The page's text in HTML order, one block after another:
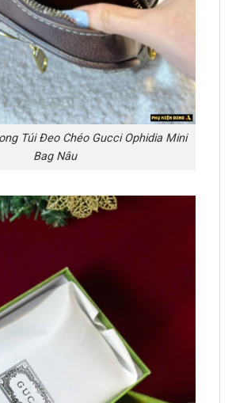
Túi Đeo Chéo Gucci Ophidia Mini
Bag Nâu